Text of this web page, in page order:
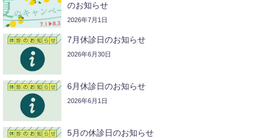
のお知らせ
2026年7月1日
7月休診日のお知らせ
2026年6月30日
6月休診日のお知らせ
2026年6月1日
5月の休診日のお知らせ